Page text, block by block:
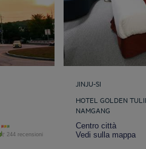
244 recensioni
JINJU-SI
HOTEL GOLDEN
NAMGANG
Centro città
Vedi sulla mappa